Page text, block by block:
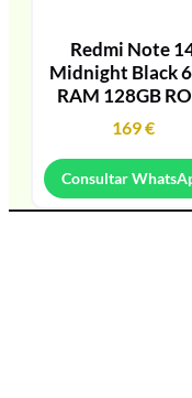
Redmi Note
Midnight Black
RAM 128GB
169€
Consultar